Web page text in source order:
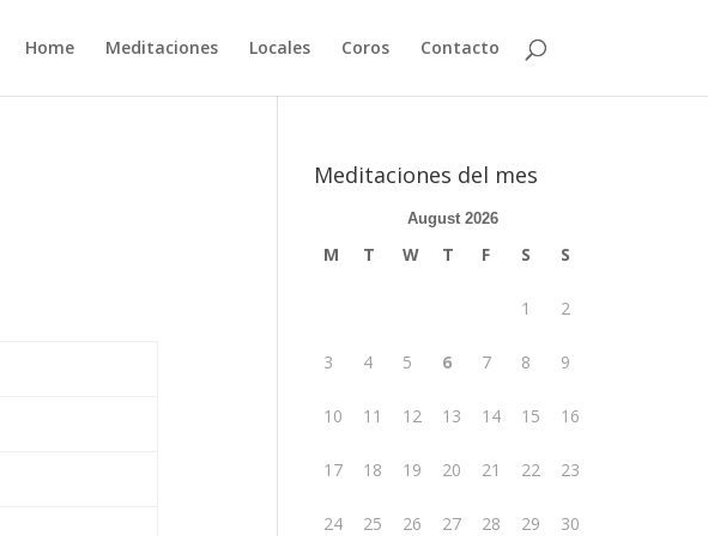
Home Meditaciones Locales Coros Contacto
Meditaciones del mes
August 2026
M T W T F S S
1 2
3 4 5 6 7 8 9
10 11 12 13 14 15 16
17 18 19 20 21 22 23
24 25 26 27 28 29 30